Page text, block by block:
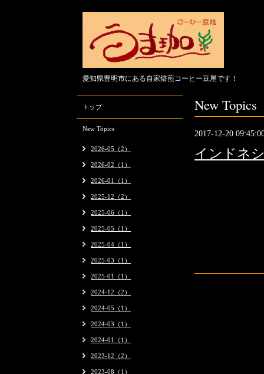
愛知県豊明市にある自家焙煎コーヒー豆屋です！
New Topics
2017-12-20
インドネ
トップ
New Topics
2026-05（2）
2026-02（1）
2026-01（1）
2025-12（2）
2025-06（1）
2025-05（1）
2025-04（1）
2025-03（1）
2025-01（1）
2024-12（2）
2024-05（1）
2024-03（1）
2024-01（1）
2023-12（2）
2023-08（1）